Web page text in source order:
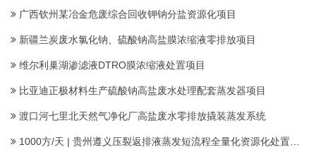
广西钦州某冶金危废综合回收钾钠分盐资源化项目
新疆兰炭废水氯化钠、硫酸钠高盐膜浓缩液零排放项目
维尔利巢湖渗滤液DTRO膜浓缩液处置项目
比亚迪正极材料生产硫酸钠高盐废水处理配套蒸发器项目
渡口河七里北天然气净化厂高盐废水零排放撬装蒸发系统
1000方/天 | 贵州遵义压裂返排液蒸发短流程全量化资源化处置项目建成投运产水